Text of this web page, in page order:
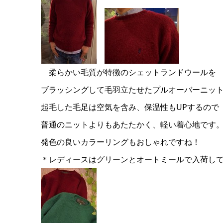
柔らかい毛質が特徴のシェットランドウールを
ブラッシングして毛羽立たせたプルオーバーニット
起毛した毛足は空気を含み、保温性もUPするので
普通のニットよりもあたたかく、軽い着心地です。
発色の良いカラーリングもおしゃれですね！
＊レディースはグリーンとオートミールで入荷して